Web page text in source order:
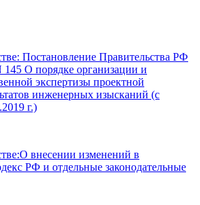
Постановление Правительства РФ
145 О порядке организации и
экспертизы проектной
инженерных изысканий (с
г.)
внесении изменений в
РФ и отдельные законодательные